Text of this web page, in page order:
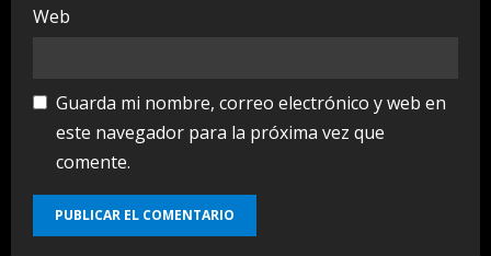
Web
Guarda mi nombre, correo electrónico y web en
este navegador para la próxima vez que
comente.